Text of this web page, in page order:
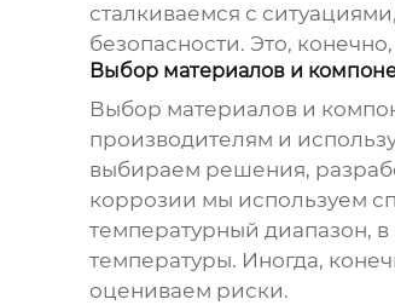
сталкиваемся с
безопасности. Это,
Выбор материалов и
Выбор материалов и
производителям и
выбираем решения,
коррозии мы используем
температурный диапазон,
температуры. Иногда,
оцениваем риски.